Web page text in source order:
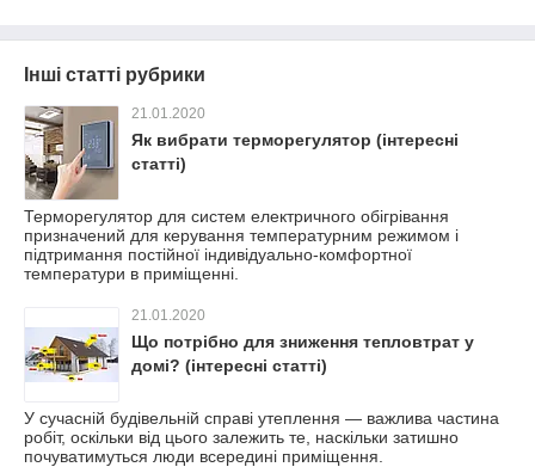
Інші статті рубрики
21.01.2020
Як вибрати терморегулятор (інтересні
статті)
Терморегулятор для систем електричного обігрівання
призначений для керування температурним режимом і
підтримання постійної індивідуально-комфортної
температури в приміщенні.
21.01.2020
Що потрібно для зниження тепловтрат у
домі? (інтересні статті)
У сучасній будівельній справі утеплення — важлива частина
робіт, оскільки від цього залежить те, наскільки затишно
почуватимуться люди всередині приміщення.